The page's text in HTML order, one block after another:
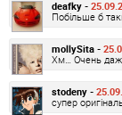
deafky -
Побільше б
mollySita -
Хм… Очень
stodeny -
супер